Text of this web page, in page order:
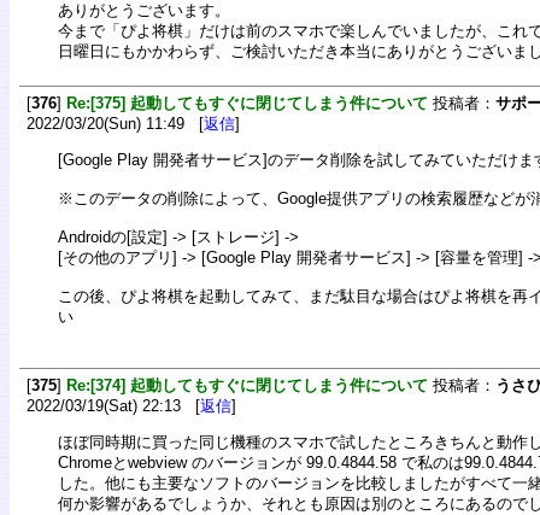
ありがとうございます。
今まで「ぴよ将棋」だけは前のスマホで楽しんでいましたが、これ
日曜日にもかかわらず、ご検討いただき本当にありがとうございま
[376] Re:[375] 起動してもすぐに閉じてしまう件について 投稿者： サポ
2022/03/20(Sun) 11:49 [返信]
[Google Play 開発者サービス]のデータ削除を試してみていただけま
※このデータの削除によって、Google提供アプリの検索履歴などが
Androidの[設定] -> [ストレージ] ->
[その他のアプリ] -> [Google Play 開発者サービス] -> [容量を管理] -
この後、ぴよ将棋を起動してみて、まだ駄目な場合はぴよ将棋を再
い
[375] Re:[374] 起動してもすぐに閉じてしまう件について 投稿者： うさ
2022/03/19(Sat) 22:13 [返信]
ほぼ同時期に買った同じ機種のスマホで試したところきちんと動作
Chromeとwebview のバージョンが 99.0.4844.58 で私のは
した。他にも主要なソフトのバージョンを比較しましたがすべて一
何か影響があるでしょうか、それとも原因は別のところにあるので